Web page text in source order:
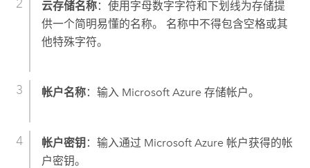
云存储名称：使用字母数字字符和下划线为存储提
供一个简明易懂的名称。 名称中不得包含空格或其
他特殊字符。
帐户名称：输入 Microsoft Azure存储帐户。
帐户密钥 ：输入通过 Microsoft Azure帐户获得的帐
户密钥。